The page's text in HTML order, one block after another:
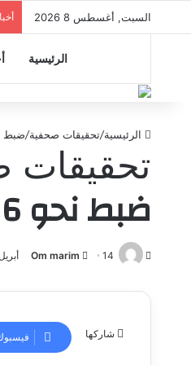
السبت, أغسطس 8 2026
الرئيسية
الرئيسية/تحقيقات صحفية/ضبط نحو 6 أطنان دواجن فاسدة وتحرير 34
تحقيقات
ضبط نحو 6 أطنان دواجن فاسدة وتحرير 34 محضرًا تموينيًا في الإسكندرية
Om marimأرسل
إلكترونيا
14 أبريل، 2026
شاركها